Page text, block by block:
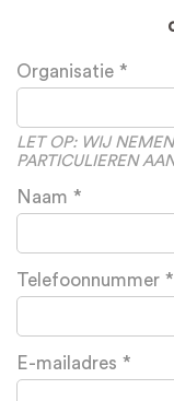
Leave
this
blank
Organisatie
LET OP: WIJ
PARTICULIEREN
Naam
Telefoonnummer
E-mailadres